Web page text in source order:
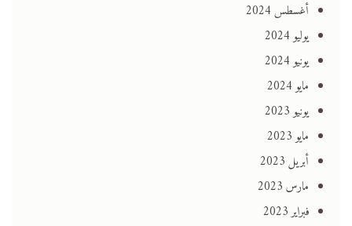
أغسطس 2024
يوليو 2024
يونيو 2024
مايو 2024
يونيو 2023
مايو 2023
أبريل 2023
مارس 2023
فبراير 2023